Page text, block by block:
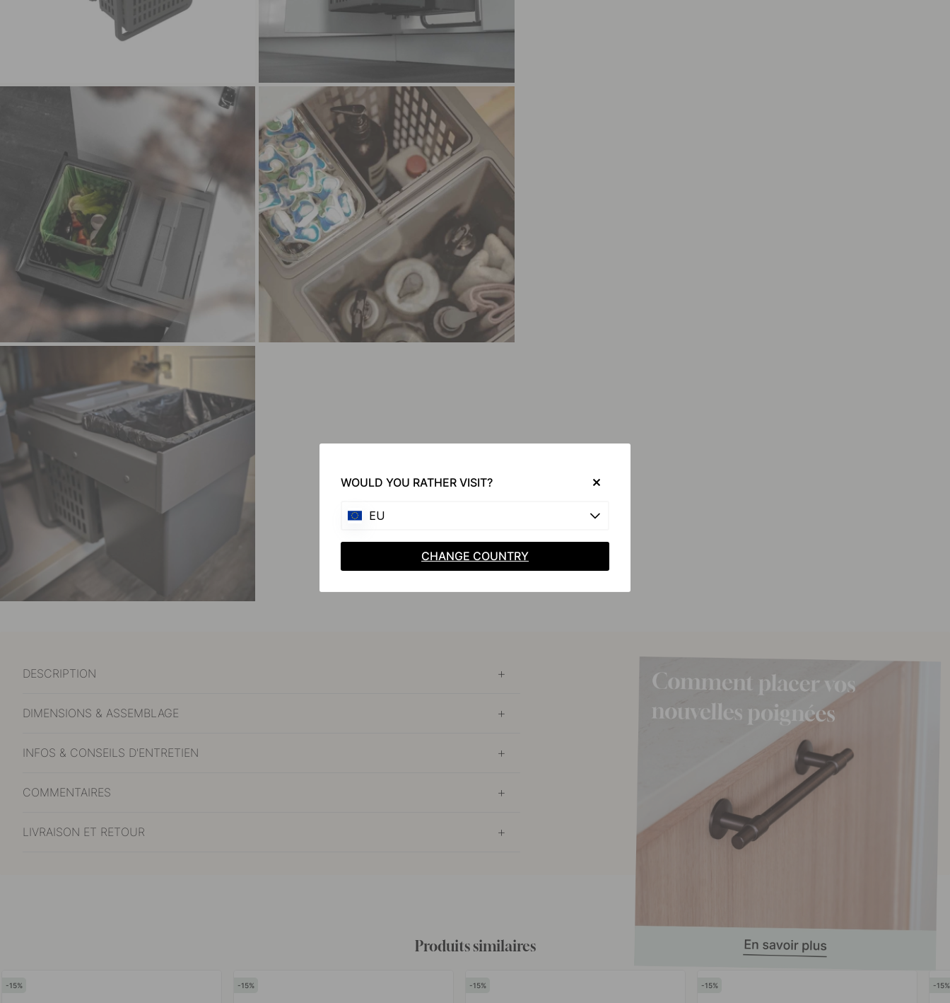
DESCRIPTION
DIMENSIONS & ASSEMBLAGE
INFOS & CONSEILS D'ENTRETIEN
COMMENTAIRES
LIVRAISON ET RETOUR
Produits similaires
15 15 15 15 15
WOULD YOU RATHER VISIT?
EU
CHANGE COUNTRY